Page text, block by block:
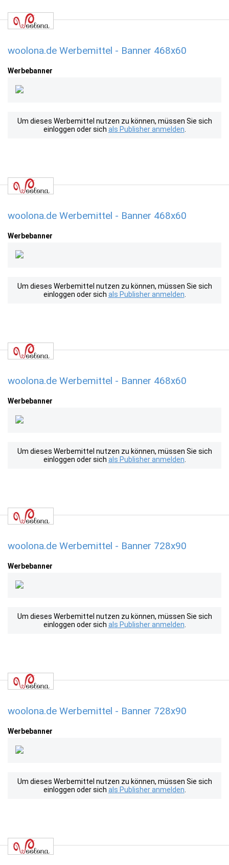
woolona.de Werbemittel - Banner 468x60
Werbebanner
Um dieses Werbemittel nutzen zu können, müssen Sie sich
einloggen oder sich als Publisher anmelden
woolona.de Werbemittel - Banner 468x60
Werbebanner
Um dieses Werbemittel nutzen zu können, müssen Sie sich
einloggen oder sich als Publisher anmelden
woolona.de Werbemittel - Banner 468x60
Werbebanner
Um dieses Werbemittel nutzen zu können, müssen Sie sich
einloggen oder sich als Publisher anmelden
woolona.de Werbemittel - Banner 728x90
Werbebanner
Um dieses Werbemittel nutzen zu können, müssen Sie sich
einloggen oder sich als Publisher anmelden
woolona.de Werbemittel - Banner 728x90
Werbebanner
Um dieses Werbemittel nutzen zu können, müssen Sie sich
einloggen oder sich als Publisher anmelden